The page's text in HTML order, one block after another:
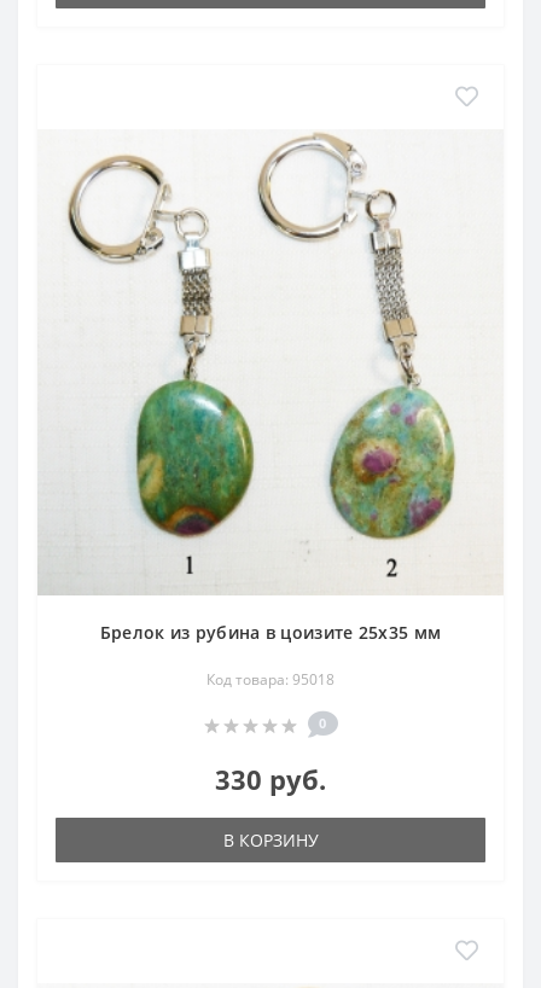
Брелок из рубина в цоизите 25х35 мм
Код товара: 95018
0
330 руб.
В КОРЗИНУ